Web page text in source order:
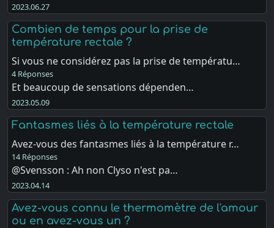
2023.06.27
Combien de temps pour la prise de
température rectale ?
Si vous ne considérez pas la prise de températu…
4 Réponses
Et beaucoup de sensations dépenden…
2023.05.09
Fantasmes liés à la température rectale
Avez-vous des fantasmes liés à la température r…
14 Réponses
@Svensson : Ah non Clyso n'est pa…
2023.04.14
Avez-vous connu le thermomètre de l'amour
ou en avez-vous un ?